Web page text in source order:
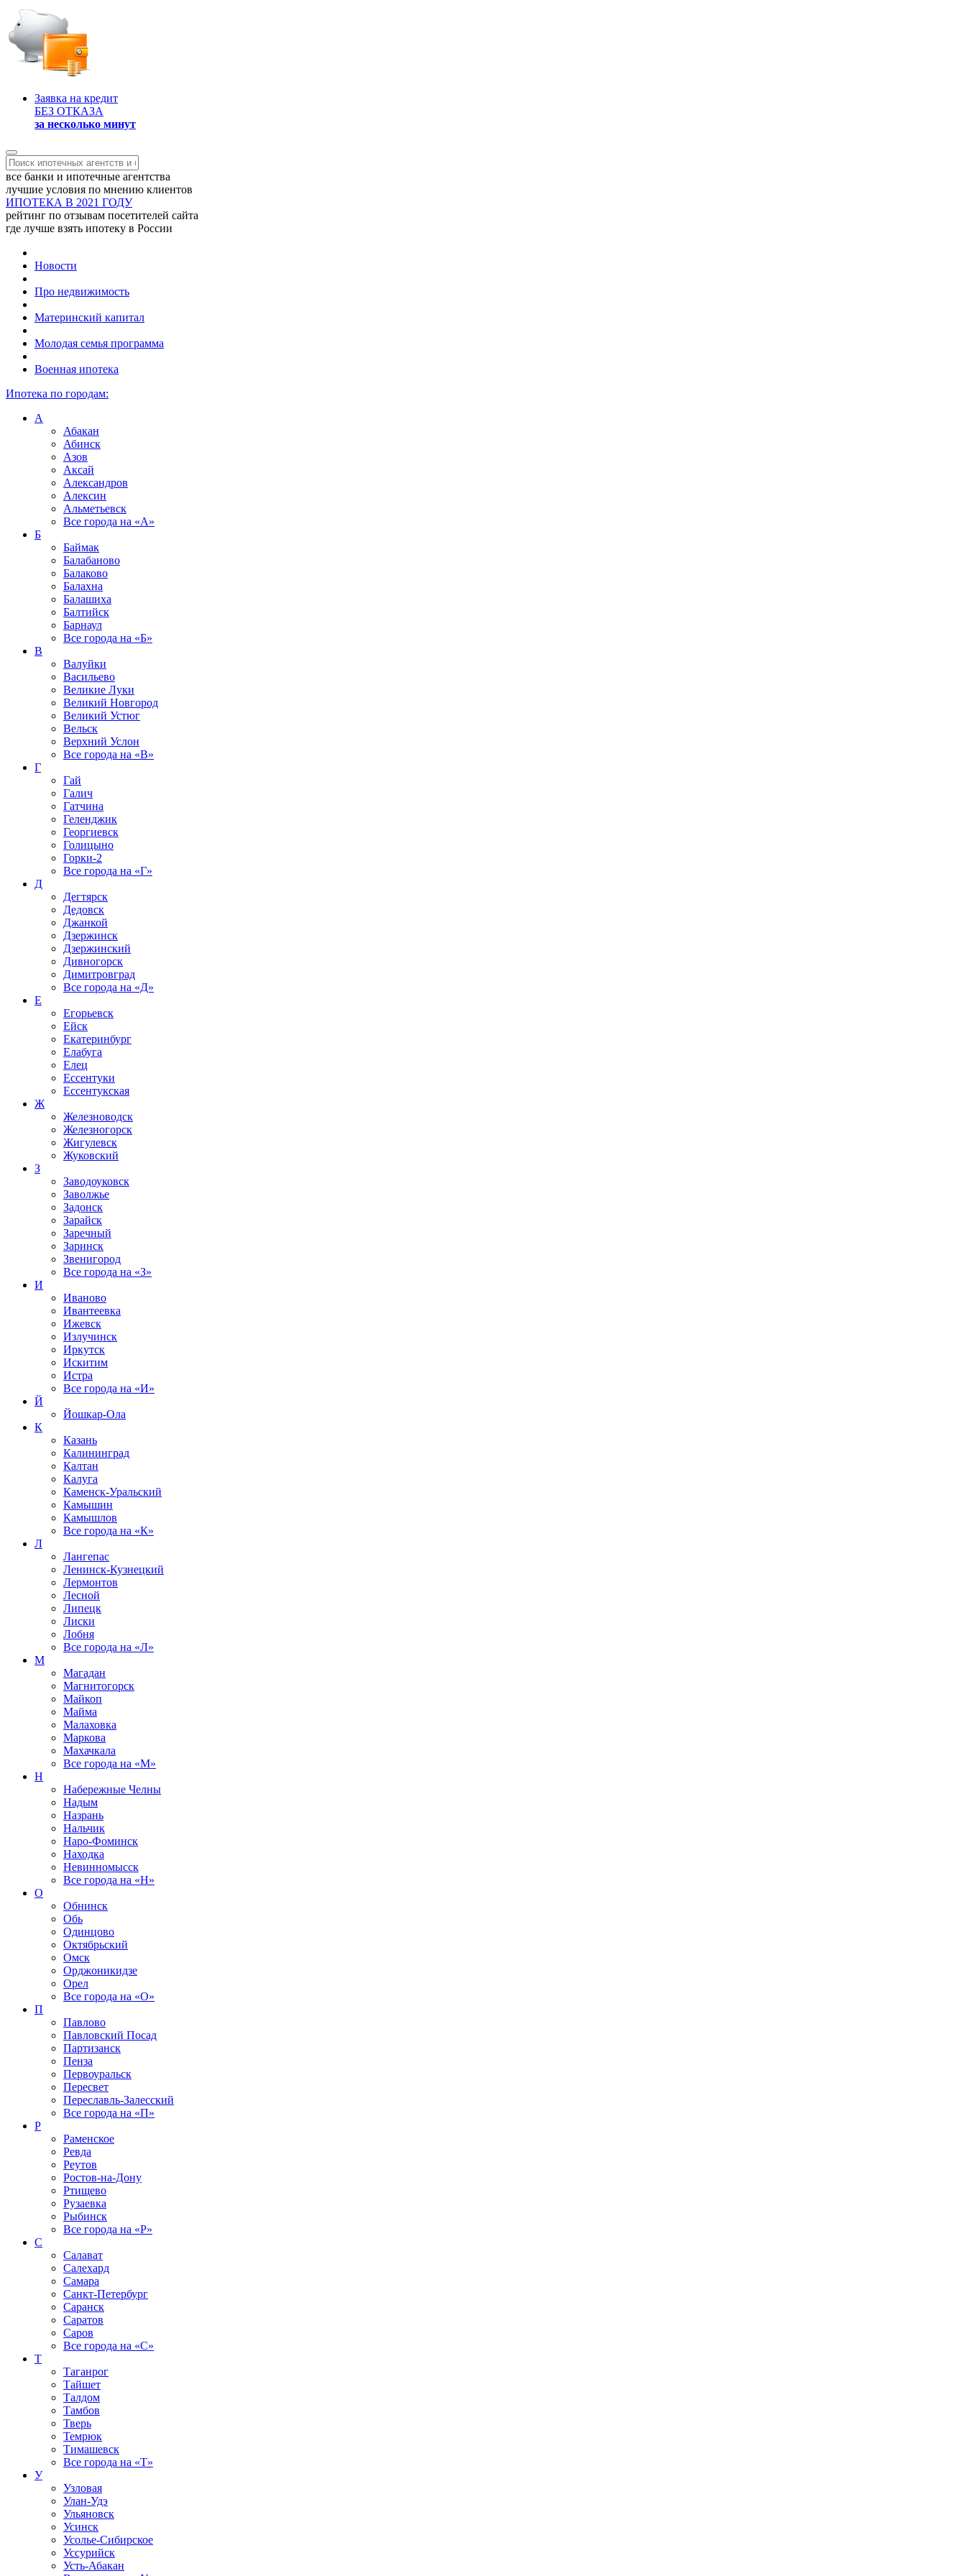
Заявка на кредит
БЕЗ ОТКАЗА
за несколько минут
все банки и ипотечные агентства
лучшие условия по мнению клиентов
ИПОТЕКА В 2021 ГОДУ
рейтинг по отзывам посетителей сайта
где лучше взять ипотеку в России
Новости
Про недвижимость
Материнский капитал
Молодая семья программа
Военная ипотека
Ипотека по городам:
А
Абакан
Абинск
Азов
Аксай
Александров
Алексин
Альметьевск
Все города на «А»
Б
Баймак
Балабаново
Балаково
Балахна
Балашиха
Балтийск
Барнаул
Все города на «Б»
В
Валуйки
Васильево
Великие Луки
Великий Новгород
Великий Устюг
Вельск
Верхний Услон
Все города на «В»
Г
Гай
Галич
Гатчина
Геленджик
Георгиевск
Голицыно
Горки-2
Все города на «Г»
Д
Дегтярск
Дедовск
Джанкой
Дзержинск
Дзержинский
Дивногорск
Димитровград
Все города на «Д»
Е
Егорьевск
Ейск
Екатеринбург
Елабуга
Елец
Ессентуки
Ессентукская
Ж
Железноводск
Железногорск
Жигулевск
Жуковский
З
Заводоуковск
Заволжье
Задонск
Зарайск
Заречный
Заринск
Звенигород
Все города на «З»
И
Иваново
Ивантеевка
Ижевск
Излучинск
Иркутск
Искитим
Истра
Все города на «И»
Й
Йошкар-Ола
К
Казань
Калининград
Калтан
Калуга
Каменск-Уральский
Камышин
Камышлов
Все города на «К»
Л
Лангепас
Ленинск-Кузнецкий
Лермонтов
Лесной
Липецк
Лиски
Лобня
Все города на «Л»
М
Магадан
Магнитогорск
Майкоп
Майма
Малаховка
Маркова
Махачкала
Все города на «М»
Н
Набережные Челны
Надым
Назрань
Нальчик
Наро-Фоминск
Находка
Невинномысск
Все города на «Н»
О
Обнинск
Обь
Одинцово
Октябрьский
Омск
Орджоникидзе
Орел
Все города на «О»
П
Павлово
Павловский Посад
Партизанск
Пенза
Первоуральск
Пересвет
Переславль-Залесский
Все города на «П»
Р
Раменское
Ревда
Реутов
Ростов-на-Дону
Ртищево
Рузаевка
Рыбинск
Все города на «Р»
С
Салават
Салехард
Самара
Санкт-Петербург
Саранск
Саратов
Саров
Все города на «С»
Т
Таганрог
Тайшет
Талдом
Тамбов
Тверь
Темрюк
Тимашевск
Все города на «Т»
У
Узловая
Улан-Удэ
Ульяновск
Усинск
Усолье-Сибирское
Уссурийск
Усть-Абакан